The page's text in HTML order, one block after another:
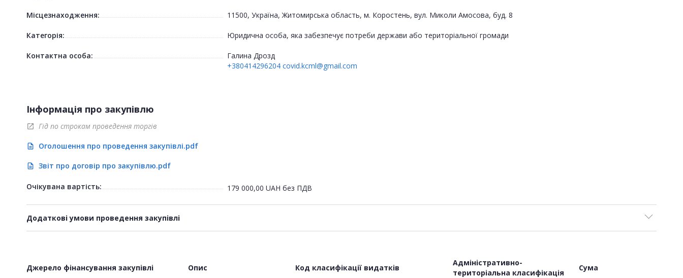
Місцезнаходження: 11500, Україна, Житомирська область, м. Коростень, вул. Миколи Амосова, буд. 8
Категорія: Юридична особа, яка забезпечує потреби держави або територіальної громади
Контактна особа:
Галина Дрозд
+380414296204 covid.kcml@gmail.com
Інформація про закупівлю
open_in_new Гід по строкам проведення торгів
description Оголошення про проведення закупівлі.pdf
description Звіт про договір про закупівлю.pdf
Очікувана вартість: 179 000,00 UAH без ПДВ
Додаткові умови проведення закупівлі
Джерело фінансування закупівлі Опис Код класифікації видатків
Адміністративно-
територіальна класифікація
Сума